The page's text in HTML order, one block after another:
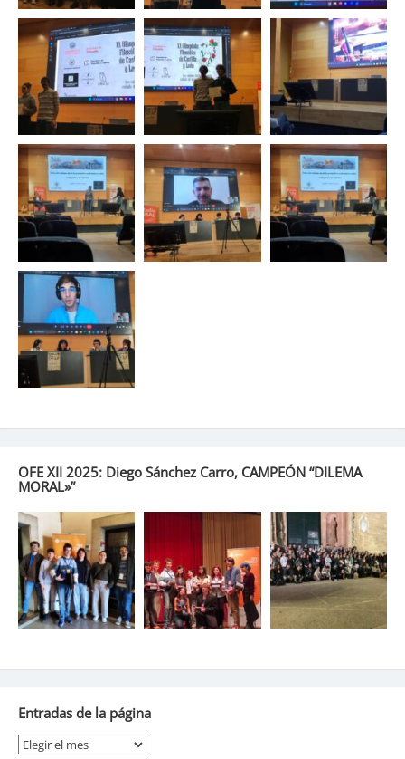
OFE XII 2025: Diego Sánchez Carro, CAMPEÓN “DILEMA
MORAL»”
Entradas de la página
Entradas